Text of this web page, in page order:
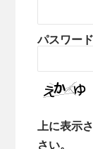
パスワード
上に表示
さい。